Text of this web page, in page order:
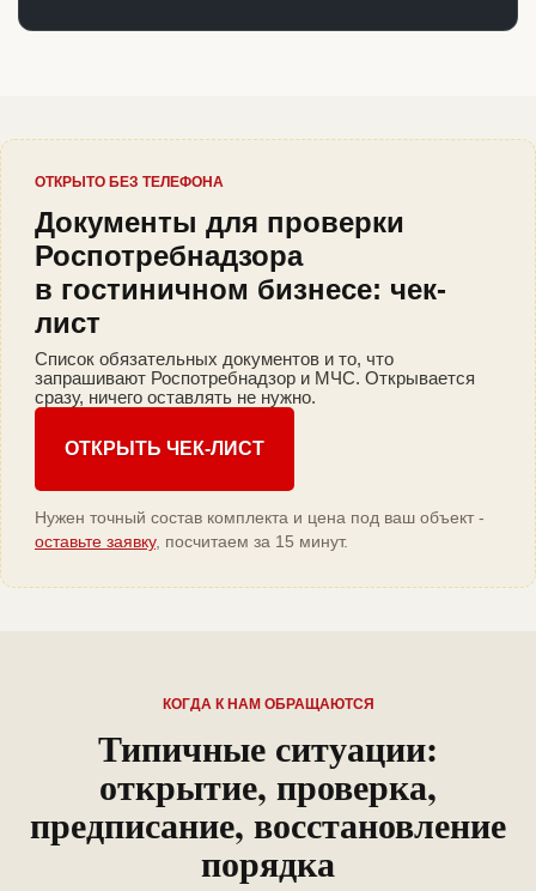
ОТКРЫТО БЕЗ ТЕЛЕФОНА
Документы для проверки
Роспотребнадзора
в гостиничном бизнесе: чек-
лист
Список обязательных документов и то, что
запрашивают Роспотребнадзор и МЧС. Открывается
сразу, ничего оставлять не нужно.
ОТКРЫТЬ ЧЕК-ЛИСТ
Нужен точный состав комплекта и цена под ваш объект -
оставьте заявку, посчитаем за 15 минут.
КОГДА К НАМ ОБРАЩАЮТСЯ
Типичные ситуации:
открытие, проверка,
предписание, восстановление
порядка